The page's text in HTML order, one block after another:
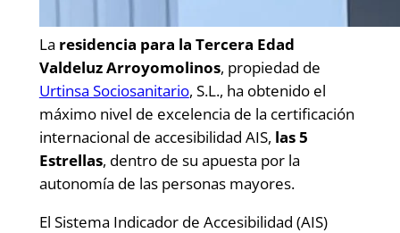
La residencia para la Tercera Edad
Valdeluz Arroyomolinos, propiedad de
Urtinsa Sociosanitario, S.L., ha obtenido el
máximo nivel de excelencia de la certificación
internacional de accesibilidad AIS, las 5
Estrellas, dentro de su apuesta por la
autonomía de las personas mayores.
El Sistema Indicador de Accesibilidad (AIS)